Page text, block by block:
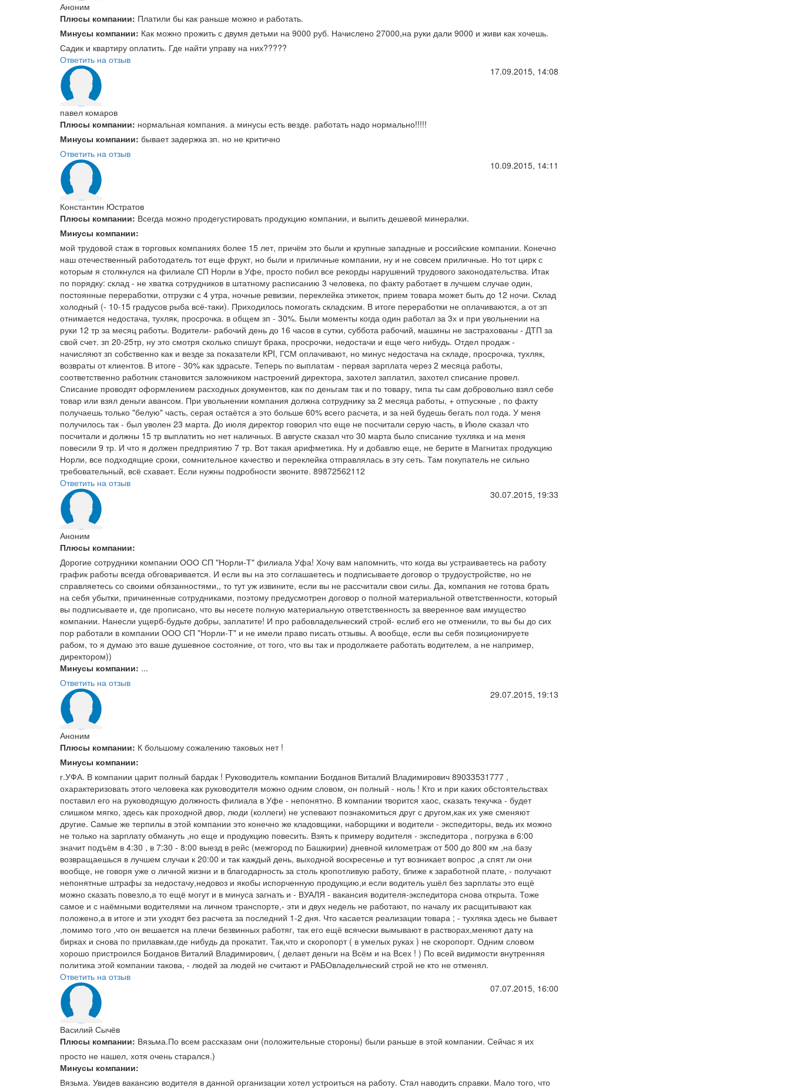
Аноним
Плюсы компании: Платили бы как раньше можно и работать.
Минусы компании: Как можно прожить с двумя детьми на 9000 руб. Начислено 27000,на руки дали 9000 и живи как хочешь.
Садик и квартиру оплатить. Где найти управу на них?????
Ответить на отзыв
павел комаров
17.09.2015, 14:08
Плюсы компании: нормальная компания. а минусы есть везде. работать надо нормально!!!!!
Минусы компании: бывает задержка зп. но не критично
Ответить на отзыв
Константин Юстратов
10.09.2015, 14:11
Плюсы компании: Всегда можно продегустировать продукцию компании, и выпить дешевой минералки.
Минусы компании:
мой трудовой стаж в торговых компаниях более 15 лет, причём это были и крупные западные и российские компании. Конечно
наш отечественный работодатель тот еще фрукт, но были и приличные компании, ну и не совсем приличные. Но тот цирк с
которым я столкнулся на филиале СП Норли в Уфе, просто побил все рекорды нарушений трудового законодательства. Итак
по порядку: склад - не хватка сотрудников в штатному расписанию 3 человека, по факту работает в лучшем случае один,
постоянные переработки, отгрузки с 4 утра, ночные ревизии, переклейка этикеток, прием товара может быть до 12 ночи. Склад
холодный (- 10-15 градусов рыба всё-таки). Приходилось помогать складским. В итоге переработки не оплачиваются, а от зп
отнимается недостача, тухляк, просрочка. в общем зп - 30%. Были моменты когда один работал за 3х и при увольнении на
руки 12 тр за месяц работы. Водители- рабочий день до 16 часов в сутки, суббота рабочий, машины не застрахованы - ДТП за
свой счет. зп 20-25тр, ну это смотря сколько спишут брака, просрочки, недостачи и еще чего нибудь. Отдел продаж -
начисляют зп собственно как и везде за показатели КPI, ГСМ оплачивают, но минус недостача на складе, просрочка, тухляк,
возвраты от клиентов. В итоге - 30% как здрасьте. Теперь по выплатам - первая зарплата через 2 месяца работы,
соответственно работник становится заложником настроений директора, захотел заплатил, захотел списание провел.
Списание проводят оформлением расходных документов, как по деньгам так и по товару, типа ты сам добровольно взял себе
товар или взял деньги авансом. При увольнении компания должна сотруднику за 2 месяца работы, + отпускные , по факту
получаешь только "белую" часть, серая остаётся а это больше 60% всего расчета, и за ней будешь бегать пол года. У меня
получилось так - был уволен 23 марта. До июля директор говорил что еще не посчитали серую часть, в Июле сказал что
посчитали и должны 15 тр выплатить но нет наличных. В августе сказал что 30 марта было списание тухляка и на меня
повесили 9 тр. И что я должен предприятию 7 тр. Вот такая арифметика. Ну и добавлю еще, не берите в Магнитах продукцию
Норли, все подходящие сроки, сомнительное качество и переклейка отправлялась в эту сеть. Там покупатель не сильно
требовательный, всё схавает. Если нужны подробности звоните. 89872562112
Ответить на отзыв
Аноним
30.07.2015, 19:33
Плюсы компании:
Дорогие сотрудники компании ООО СП "Норли-Т" филиала Уфа! Хочу вам напомнить, что когда вы устраиваетесь на работу
график работы всегда обговаривается. И если вы на это соглашаетесь и подписываете договор о трудоустройстве, но не
справляетесь со своими обязанностями,, то тут уж извините, если вы не рассчитали свои силы. Да, компания не готова брать
на себя убытки, причиненные сотрудниками, поэтому предусмотрен договор о полной материальной ответственности, который
вы подписываете и, где прописано, что вы несете полную материальную ответственность за вверенное вам имущество
компании. Нанесли ущерб-будьте добры, заплатите! И про рабовладельческий строй- еслиб его не отменили, то вы бы до сих
пор работали в компании ООО СП "Норли-Т" и не имели право писать отзывы. А вообще, если вы себя позиционируете
рабом, то я думаю это ваше душевное состояние, от того, что вы так и продолжаете работать водителем, а не например,
директором))
Минусы компании: ...
Ответить на отзыв
Аноним
29.07.2015, 19:13
Плюсы компании: К большому сожалению таковых нет !
Минусы компании:
г.УФА. В компании царит полный бардак ! Руководитель компании Богданов Виталий Владимирович 89033531777 ,
охарактеризовать этого человека как руководителя можно одним словом, он полный - ноль ! Кто и при каких обстоятельствах
поставил его на руководящую должность филиала в Уфе - непонятно. В компании творится хаос, сказать текучка - будет
слишком мягко, здесь как проходной двор, люди (коллеги) не успевают познакомиться друг с другом,как их уже сменяют
другие. Самые же терпилы в этой компании это конечно же кладовщики, наборщики и водители - экспедиторы, ведь их можно
не только на зарплату обмануть ,но еще и продукцию повесить. Взять к примеру водителя - экспедитора , погрузка в 6:00
значит подъём в 4:30 , в 7:30 - 8:00 выезд в рейс (межгород по Башкирии) дневной километраж от 500 до 800 км ,на базу
возвращаешься в лучшем случаи к 20:00 и так каждый день, выходной воскресенье и тут возникает вопрос ,а спят ли они
вообще, не говоря уже о личной жизни и в благодарность за столь кропотливую работу, ближе к заработной плате, - получают
непонятные штрафы за недостачу,недовоз и якобы испорченную продукцию,и если водитель ушёл без зарплаты это ещё
можно сказать повезло,а то ещё могут и в минуса загнать и - ВУАЛЯ - вакансия водителя-экспедитора снова открыта. Тоже
самое и с наёмными водителями на личном транспорте,- эти и двух недель не работают, по началу их расщитывают как
положено,а в итоге и эти уходят без расчета за последний 1-2 дня. Что касается реализации товара ; - тухляка здесь не бывает
,помимо того ,что он вешается на плечи безвинных работяг, так его ещё всячески вымывают в растворах,меняют дату на
бирках и снова по прилавкам,где нибудь да прокатит. Так,что и скоропорт ( в умелых руках ) не скоропорт. Одним словом
хорошо пристроился Богданов Виталий Владимирович, ( делает деньги на Всём и на Всех ! ) По всей видимости внутренняя
политика этой компании такова, - людей за людей не считают и РАБОвладельческий строй не кто не отменял.
Ответить на отзыв
Василий Сычёв
07.07.2015, 16:00
Плюсы компании: Вязьма.По всем рассказам они (положительные стороны) были раньше в этой компании. Сейчас я их
просто не нашел, хотя очень старался.)
Минусы компании:
Вязьма. Увидев вакансию водителя в данной организации хотел устроиться на работу. Стал наводить справки. Мало того, что